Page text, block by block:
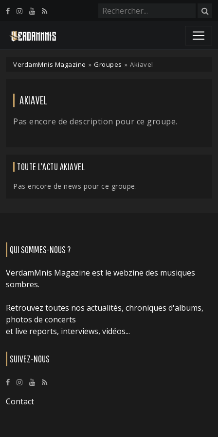
VerdamMnis Magazine » Groupes » Akiavel
AKIAVEL
Pas encore de description pour ce groupe.
TOUTE L'ACTU AKIAVEL
Pas encore de news pour ce groupe.
QUI SOMMES-NOUS ?
VerdamMnis Magazine est le webzine des musiques
sombres.
Retrouvez toutes nos actualités, chroniques d'albums,
photos de concerts
et live reports, interviews, vidéos...
SUIVEZ-NOUS
Contact
Panneau de gestion des cookies